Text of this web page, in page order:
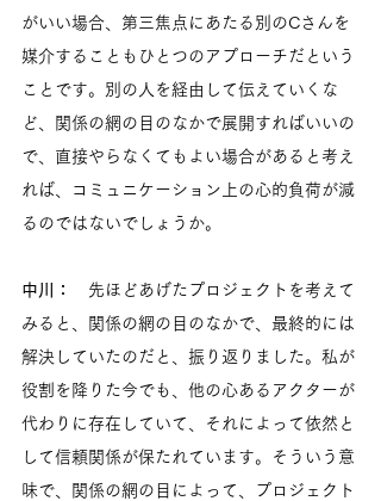
がいい場合、第三焦点にあたる別のCさんを
媒介することもひとつのアプローチだという
ことです。別の人を経由して伝えていくな
ど、関係の網の目のなかで展開すればいいの
で、直接やらなくてもよい場合があると考え
れば、コミュニケーション上の心的負荷が減
るのではないでしょうか。
中川：
先ほどあげたプロジェクトを考えて
みると、関係の網の目のなかで、最終的には
解決していたのだと、振り返りました。私が
役割を降りた今でも、他の心あるアクターが
代わりに存在していて、それによって依然と
して信頼関係が保たれています。そういう意
味で、関係の網の目によって、プロジェクト